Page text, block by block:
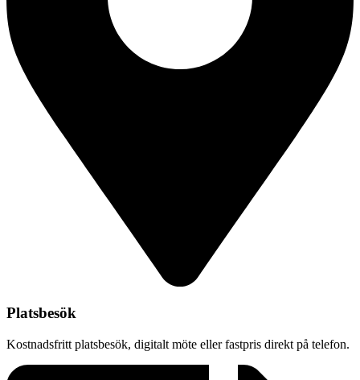
Platsbesök
Kostnadsfritt platsbesök, digitalt möte eller fastpris direkt på telefon.